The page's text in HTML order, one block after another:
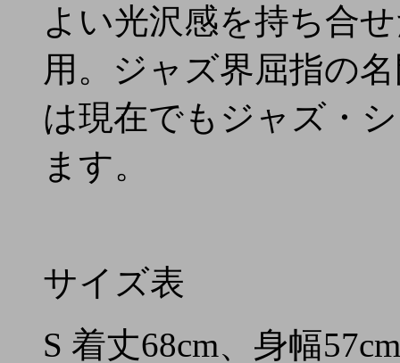
よい光沢感を持ち合
用。ジャズ界屈指の
は現在でもジャズ・
ます。
サイズ表
S 着丈68cm、身幅